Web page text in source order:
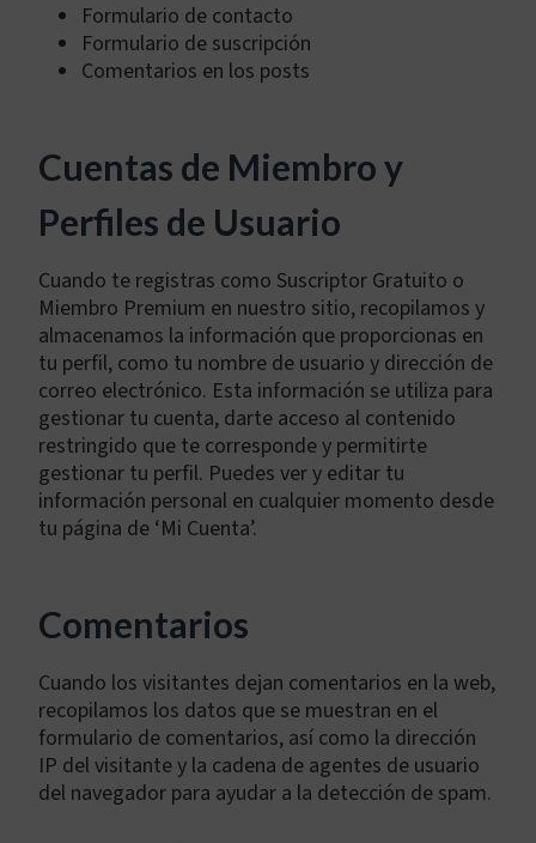
Formulario de contacto
Formulario de suscripción
Comentarios en los posts
Cuentas de Miembro y
Perfiles de Usuario
Cuando te registras como Suscriptor Gratuito o
Miembro Premium en nuestro sitio, recopilamos y
almacenamos la información que proporcionas en
tu perfil, como tu nombre de usuario y dirección de
correo electrónico. Esta información se utiliza para
gestionar tu cuenta, darte acceso al contenido
restringido que te corresponde y permitirte
gestionar tu perfil. Puedes ver y editar tu
información personal en cualquier momento desde
tu página de ‘Mi Cuenta’.
Comentarios
Cuando los visitantes dejan comentarios en la web,
recopilamos los datos que se muestran en el
formulario de comentarios, así como la dirección
IP del visitante y la cadena de agentes de usuario
del navegador para ayudar a la detección de spam.